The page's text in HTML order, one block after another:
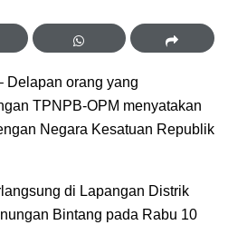
Delapan orang yang
TPNPB-OPM menyatakan
Negara Kesatuan Republik
di Lapangan Distrik
Bintang pada Rabu 10